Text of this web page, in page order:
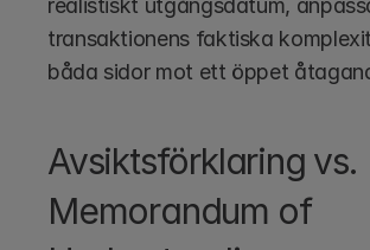
realistiskt utgångsdatum,
transaktionens faktiska
båda sidor mot ett öppet
Avsiktsförklaring vs.
Memorandum of